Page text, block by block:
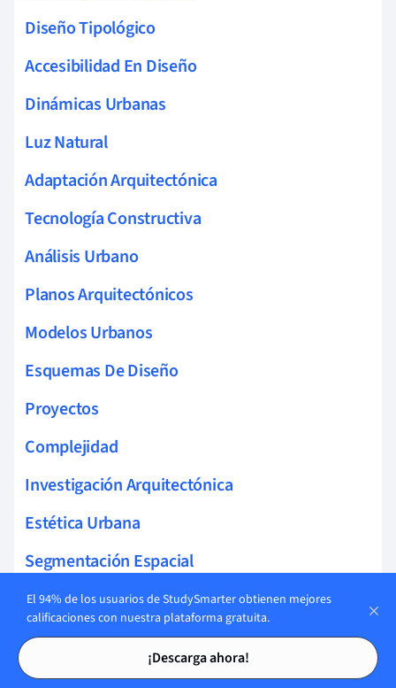
Tarjetas de estudio
Tarjetas de estudio
Diseño Tipológico
Accesibilidad En Diseño
Dinámicas Urbanas
Luz Natural
Adaptación Arquitectónica
Tecnología Constructiva
Análisis Urbano
Planos Arquitectónicos
Modelos Urbanos
Esquemas De Diseño
Proyectos
Complejidad
Investigación Arquitectónica
Estética Urbana
Segmentación Espacial
Inspección Técnica
Acondicionamiento Urbano
El 94% de los usuarios de StudySmarter obtienen mejores
calificaciones con nuestra plataforma gratuita.
¡Descarga ahora!